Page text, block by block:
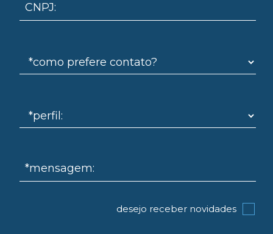
CNPJ:
*mensagem:
desejo receber novidades